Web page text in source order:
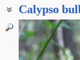
Calypso
Калипсо клубневая
Калипсо северная